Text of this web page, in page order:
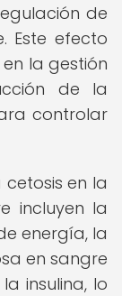
de
Este efecto
la gestión
de la
controlar
en la
incluyen la
energía, la
en sangre
insulina, lo